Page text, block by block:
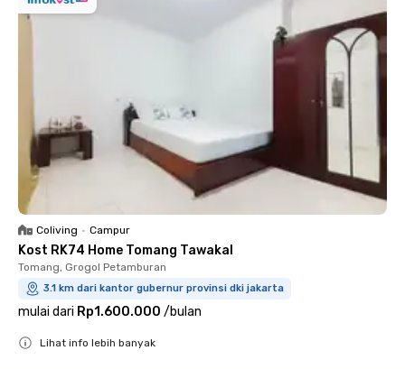
Coliving • Campur
Kost RK74 Home Tomang Tawakal
Tomang, Grogol Petamburan
3.1 km dari kantor gubernur provinsi dki jakarta
mulai dari Rp1.600.000 /bulan
Lihat info lebih banyak